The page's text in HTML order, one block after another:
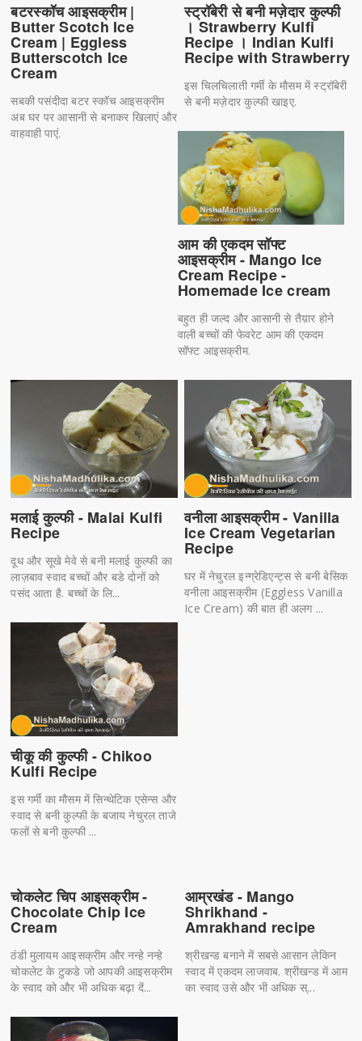
बटरस्कॉच आइसक्रीम |
Butter Scotch Ice
Cream | Eggless
Butterscotch Ice
Cream
सबकी पसंदीदा बटर स्कॉच आइसक्रीम
अब घर पर आसानी से बनाकर खिलाएं और
वाहवाही पाएं.
स्ट्रॉबेरी से बनी मज़ेदार कुल्फी
। Strawberry Kulfi
Recipe । Indian Kulfi
Recipe with Strawberry
इस चिलचिलाती गर्मी के मौसम में स्ट्रॉबेरी
से बनी मज़ेदार कुल्फी खाइए.
आम की एकदम सॉफ्ट
आइसक्रीम - Mango Ice
Cream Recipe -
Homemade Ice cream
बहुत ही जल्द और आसानी से तैय़ार होने
वाली बच्चों की फेवरेट आम की एकदम
सॉफ्ट आइसक्रीम.
वनीला आइसक्रीम - Vanilla
Ice Cream Vegetarian
Recipe
घर में नेचुरल इन्ग्रेडिएन्ट्स से बनी बेसिक
वनीला आइसक्रीम (Eggless Vanilla
Ice Cream) की बात ही अलग ...
मलाई कुल्फी - Malai Kulfi
Recipe
दूध और सूखे मेवे से बनी मलाई कुल्फी का
लाज़बाव स्वाद बच्चों और बडे दोनों को
पसंद आता है. बच्चों के लि...
चीकू की कुल्फी - Chikoo
Kulfi Recipe
इस गर्मी का मौसम में सिन्थेटिक एसेन्स और
स्वाद से बनी कुल्फी के बजाय नेचुरल ताजे
फलों से बनी कुल्फी ...
चोकलेट चिप आइसक्रीम -
Chocolate Chip Ice
Cream
ठंडी मुलायम आइसक्रीम और नन्हे नन्हे
चोकलेट के टुकडे जो आपकी आइसक्रीम
के स्वाद को और भी अधिक बढ़ा दें...
आम्रखंड - Mango
Shrikhand -
Amrakhand recipe
श्रीखन्ड बनाने में सबसे आसान लेकिन
स्वाद में एकदम लाजवाब. श्रीखन्ड में आम
का स्वाद उसे और भी अधिक स्...